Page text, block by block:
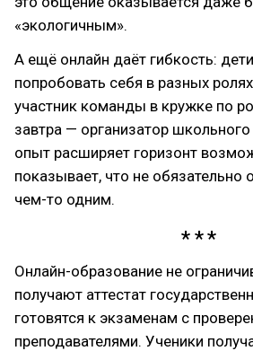
«экологичным».
А ещё онлайн даёт гибкость:
попробовать себя в разных
участник команды в кружке по
завтра — организатор школьного
опыт расширяет горизонт
показывает, что не обязательно
чем-то одним.
Онлайн-образование не
получают аттестат
готовятся к экзаменам с
преподавателями. Ученики